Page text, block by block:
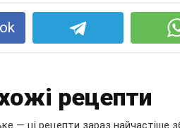
рецепти
— ці рецепти зараз найчастіше